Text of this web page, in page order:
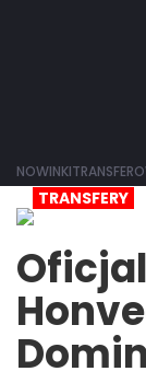
TRANSFERY